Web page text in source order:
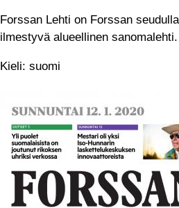
Forssan Lehti on Forssan
ilmestyvä alueellinen sanomalehti.
Kieli: suomi